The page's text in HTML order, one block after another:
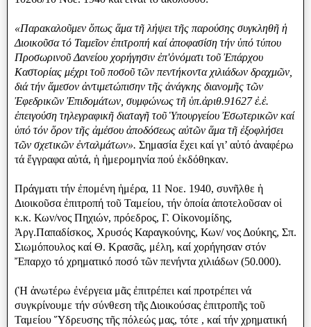
«Παρακαλοῦμεν ὅπως ἅμα τῆ λήψει τῆς παρούσης συγκληθῆ ἡ
Διοικοῦσα τό Ταμεῖον ἐπιτροπή καί ἀποφασίση τήν ὑπό τύπου
Προσωρινοῦ Δανείου χορήγησιν ἐπʹὀνόματι τοῦ Ἐπάρχου
Καστορίας μέχρι τοῦ ποσοῦ τῶν πεντήκοντα χιλιάδων δραχμῶν,
διά τήν ἅμεσον ἀντιμετώπισην τῆς ἀνάγκης διανομῆς τῶν
Ἐφεδρικῶν Ἐπιδομάτων, συμφώνως τῆ ὑπ.ἀριθ.91627 ἐ.ἐ.
ἐπειγούση τηλεγραφικῆ διαταγῆ τοῦ Ὑπουργείου Ἐσωτερικῶν καί
ὑπό τόν ὅρον τῆς ἀμέσου ἀποδόσεως αὐτῶν ἅμα τῆ ἐξοφλήσει
τῶν σχετικῶν ἐνταλμάτων». Σημασία ἔχει καί γι’ αὐτό ἀναφέρω
τά ἔγγραφα αὐτά, ἡ ἡμερομηνία πού ἐκδόθηκαν.
Πράγματι τήν ἐπομένη ἡμέρα, 11 Νοε. 1940, συνῆλθε ἡ
Διοικοῦσα ἐπιτροπή τοῦ Ταμείου, τήν ὁποία ἀποτελοῦσαν οἱ
κ.κ. Κων/νος Πηχιών, πρόεδρος, Γ. Οἰκονομίδης,
Ἀργ.Παπαδίσκος, Χρυσός Καραγκούνης, Κων/ νος Δούκης, Σπ.
Σιωμόπουλος καί Θ. Κρασᾶς, μέλη, καί χορήγησαν στόν
Ἔπαρχο τό χρηματικό ποσό τῶν πενήντα χιλιάδων (50.000).
(Ἡ ἀνωτέρω ἐνέργεια μᾶς ἐπιτρέπει καί προτρέπει νά
συγκρίνουμε τήν σύνθεση τῆς Διοικούσας ἐπιτροπῆς τοῦ
Ταμείου Ὕδρευσης τῆς πόλεώς μας, τότε , καί τήν χρηματική